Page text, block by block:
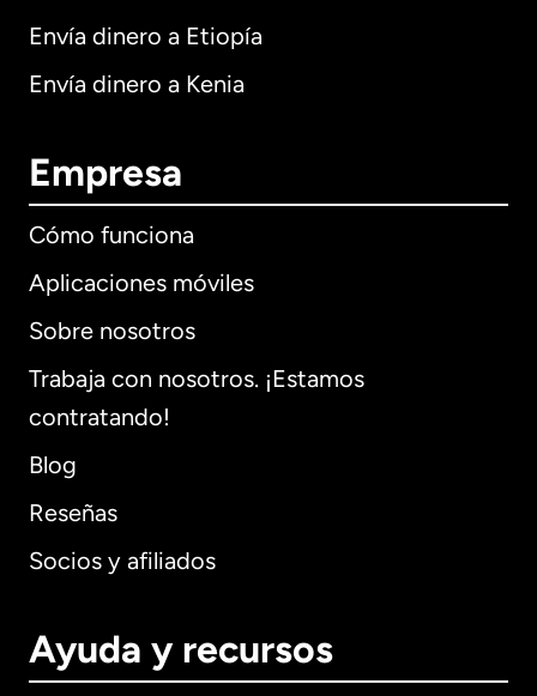
Envía dinero a Etiopía
Envía dinero a Kenia
Empresa
Cómo funciona
Aplicaciones móviles
Sobre nosotros
Trabaja con nosotros. ¡Estamos
contratando!
Blog
Reseñas
Socios y afiliados
Ayuda y recursos